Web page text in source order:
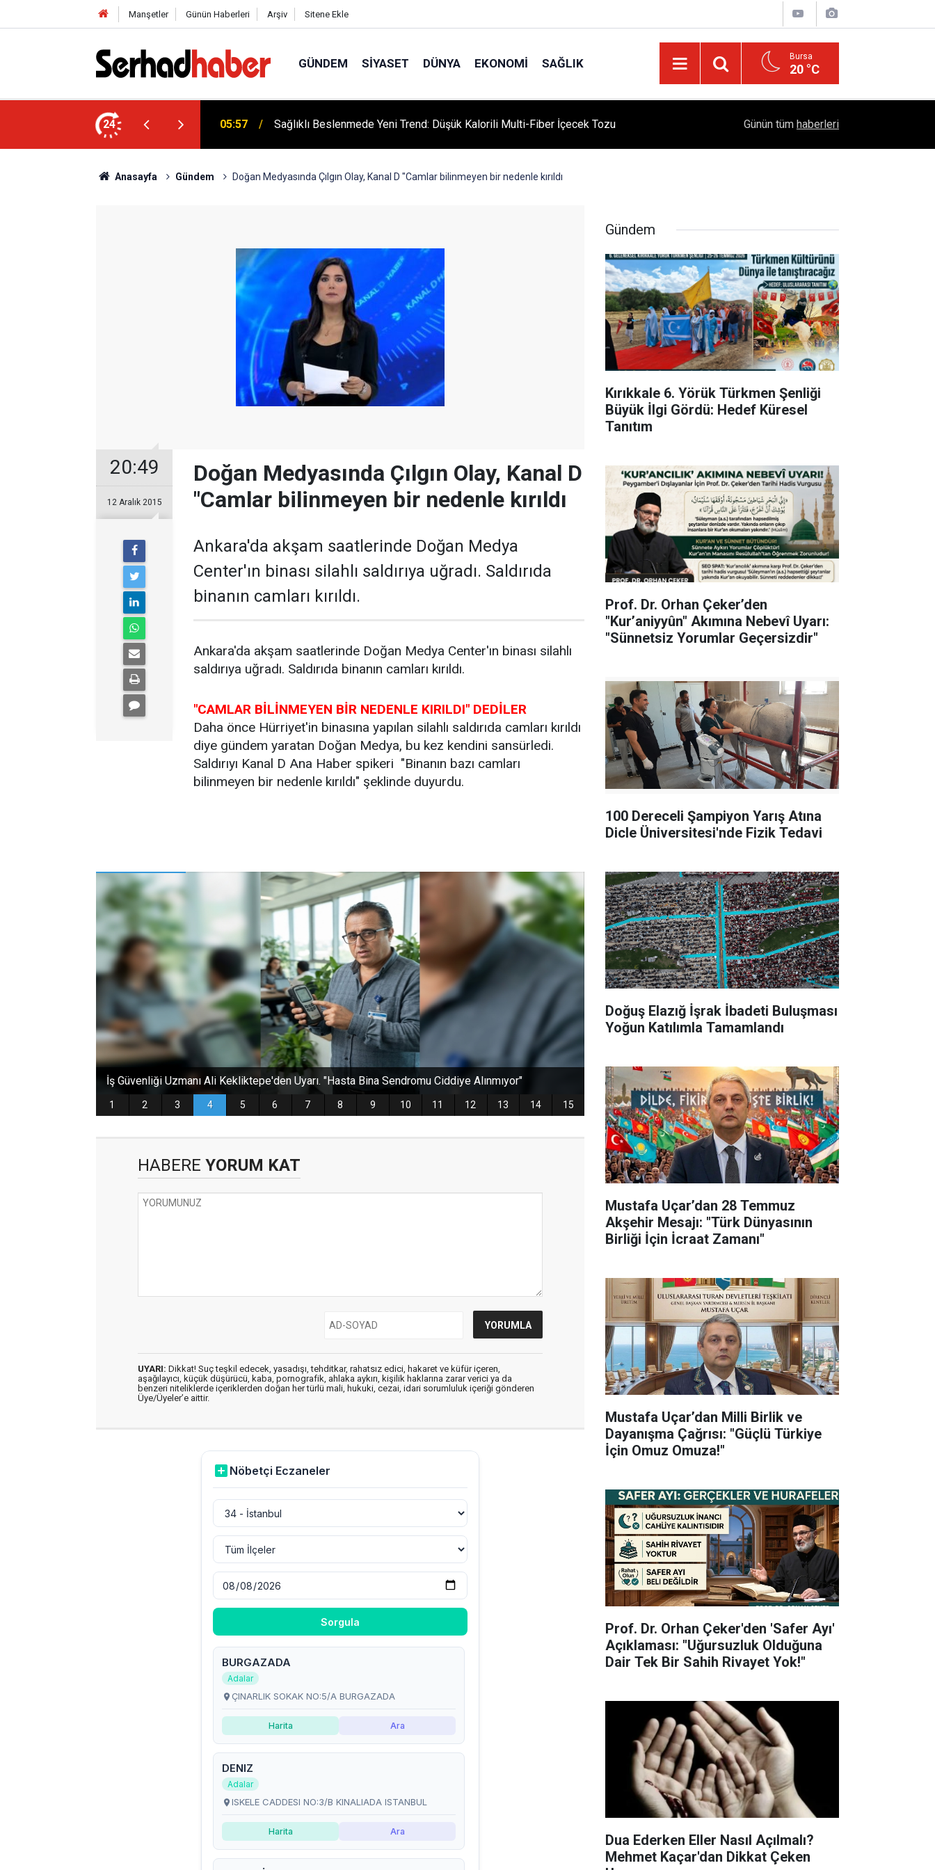
Manşetler Günün Haberleri Arşiv Sitene Ekle
GÜNDEM SIYASET DÜNYA EKONOMI SAĞLIK Bursa
20 °C
24
Akımına Nebevî Uyarı: "Sünnetsiz
05:57 Sağlıklı Beslenmede Yeni Trend: Düşük Kalorili Multi-Fiber İçecek Tozu
Sempozyumu Diyarbakır'da!
Günün tüm haberleri
Anasayfa Gündem Doğan Medyasında Çılgın Olay, Kanal D "Camlar bilinmeyen bir nedenle kırıldı
20:49
12 Aralık 2015
Doğan Medyasında Çılgın Olay, Kanal D
"Camlar bilinmeyen bir nedenle kırıldı
Ankara'da akşam saatlerinde Doğan Medya
Center'ın binası silahlı saldırıya uğradı. Saldırıda
binanın camları kırıldı.
Ankara'da akşam saatlerinde Doğan Medya Center'ın binası silahlı
saldırıya uğradı. Saldırıda binanın camları kırıldı.
"CAMLAR BİLİNMEYEN BİR NEDENLE KIRILDI" DEDİLER
Daha önce Hürriyet'in binasına yapılan silahlı saldırıda camları kırıldı
diye gündem yaratan Doğan Medya, bu kez kendini sansürledi.
Saldırıyı Kanal D Ana Haber spikeri "Binanın bazı camları
bilinmeyen bir nedenle kırıldı" şeklinde duyurdu.
HABERE YORUM KAT
UYARI: Dikkat! Suç teşkil edecek, yasadışı, tehditkar, rahatsız edici, hakaret ve küfür içeren,
aşağılayıcı, küçük düşürücü, kaba, pornografik, ahlaka aykırı, kişilik haklarına zarar verici ya da
benzeri niteliklerde içeriklerden doğan her türlü mali, hukuki, cezai, idari sorumluluk içeriği gönderen
Üye/Üyeler’e aittir.
Gündem
Kırıkkale 6. Yörük Türkmen Şenliği
Büyük İlgi Gördü: Hedef Küresel
Tanıtım
Prof. Dr. Orhan Çeker’den
"Kur’aniyyûn" Akımına Nebevî Uyarı:
"Sünnetsiz Yorumlar Geçersizdir"
100 Dereceli Şampiyon Yarış Atına
Dicle Üniversitesi'nde Fizik Tedavi
Doğuş Elazığ İşrak İbadeti Buluşması
Yoğun Katılımla Tamamlandı
Mustafa Uçar’dan 28 Temmuz
Akşehir Mesajı: "Türk Dünyasının
Birliği İçin İcraat Zamanı"
Mustafa Uçar’dan Milli Birlik ve
Dayanışma Çağrısı: "Güçlü Türkiye
İçin Omuz Omuza!"
Prof. Dr. Orhan Çeker'den 'Safer Ayı'
Açıklaması: "Uğursuzluk Olduğuna
Dair Tek Bir Sahih Rivayet Yok!"
Dua Ederken Eller Nasıl Açılmalı?
Mehmet Kaçar'dan Dikkat Çeken